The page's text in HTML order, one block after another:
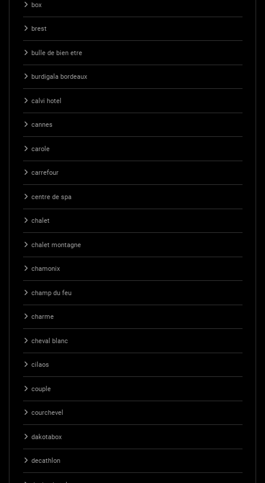
box
brest
bulle de bien etre
burdigala bordeaux
calvi hotel
cannes
carole
carrefour
centre de spa
chalet
chalet montagne
chamonix
champ du feu
charme
cheval blanc
cilaos
couple
courchevel
dakotabox
decathlon